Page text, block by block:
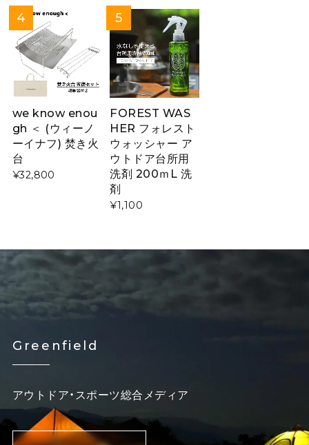
we know enou
gh ＜ (ウィーノ
ーイナフ) 焚き火
台
¥32,800
FOREST WAS
HER フォレスト
ウォッシャー ア
ウトドア台所用
洗剤 200ｍL 洗
剤
¥1,100
Greenfield
アウトドア・スポーツ総合メディア